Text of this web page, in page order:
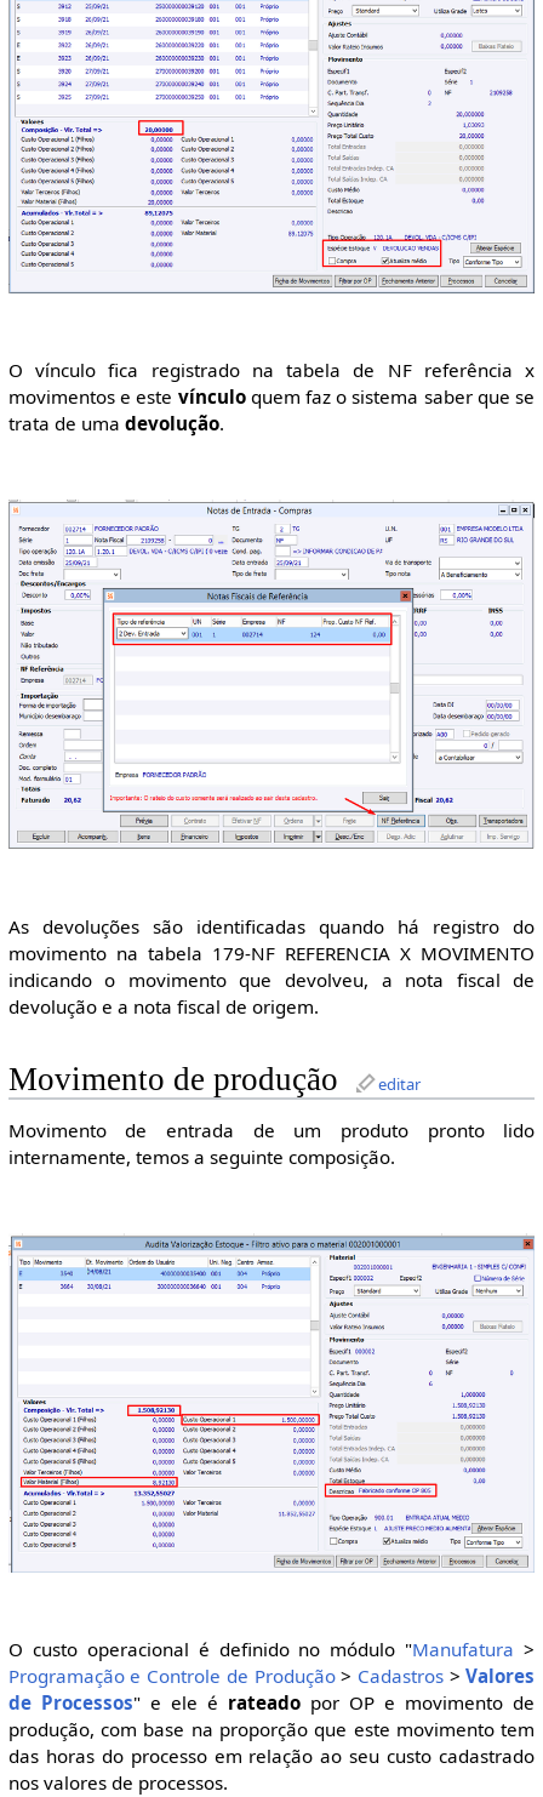
O vínculo fica registrado na tabela de NF referência x
movimentos e este vínculoquem faz o sistema saber que se
trata de uma devolução.
As devoluções são identificadas quando há registro do
movimento na tabela 179-NF REFERENCIA X MOVIMENTO
indicando o movimento que devolveu, a nota fiscal de
devolução e a nota fiscal de origem.
Movimento de produção editar
Movimento de entrada de um produto pronto lido
internamente, temos a seguinte composição.
O custo operacional é definido no módulo "Manufatura >
Programação e Controle de Produção> Cadastros>Valores
de Processos" e ele é rateado por OP e movimento de
produção, com base na proporção que este movimento tem
das horas do processo em relação ao seu custo cadastrado
nos valores de processos.